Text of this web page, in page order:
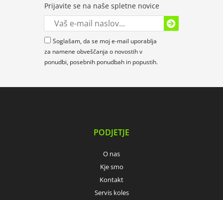
Prijavite se na naše spletne novice
Soglašam, da se moj e-mail uporablja
za namene obveščanja o novostih v
ponudbi, posebnih ponudbah in popustih.
PODJETJE
O nas
Kje smo
Kontakt
Servis koles